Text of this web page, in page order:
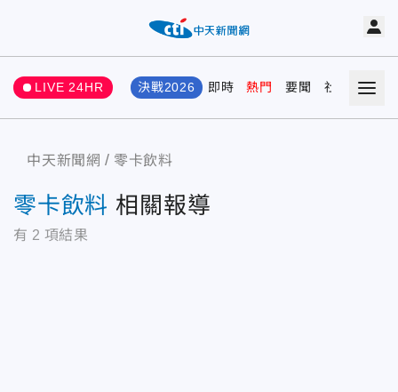
LIVE 24HR 決戰2026 即時 熱門 要聞 社會 娛樂
中天新聞網 零卡飲料
零卡飲料 相關報導
有 2 項結果